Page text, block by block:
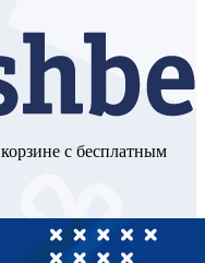
с бесплатным